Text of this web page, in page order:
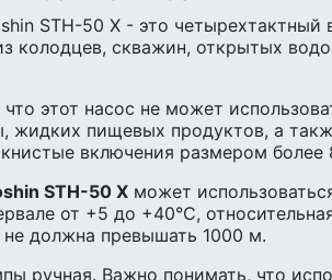
STH-50 X - это
колодцев, скважин, открытых
этот насос не может
жидких пищевых продуктов, а
включения размером более
STH-50 X может
от +5 до +40°С,
должна превышать 1000 м.
ручная. Важно понимать, что